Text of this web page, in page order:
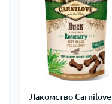
Лакомство Carnilove